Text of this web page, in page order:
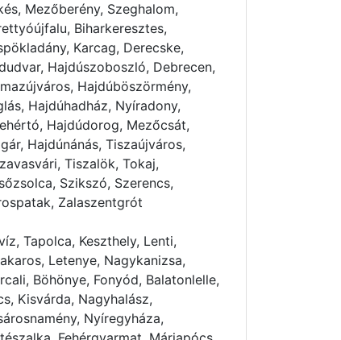
Mezőberény, Szeghalom,
Biharkeresztes,
Karcag, Derecske,
Hajdúszoboszló, Debrecen,
Hajdúböszörmény,
Hajdúhadház, Nyíradony,
Hajdúdorog, Mezőcsát,
Hajdúnánás, Tiszaújváros,
Tiszalök, Tokaj,
Szikszó, Szerencs,
Zalaszentgrót
Tapolca, Keszthely, Lenti,
Letenye, Nagykanizsa,
Böhönye, Fonyód, Balatonlelle,
Kisvárda, Nagyhalász,
Nyíregyháza,